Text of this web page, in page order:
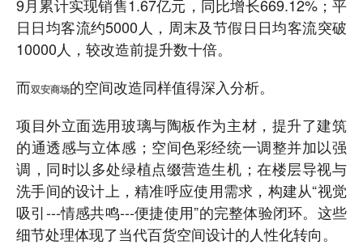
9月累计实现销售1.67亿元，同比增长669.12%；平
日日均客流约5000人，周末及节假日日均客流突破
10000人，较改造前提升数十倍。
而双安商场的空间改造同样值得深入分析。
项目外立面选用玻璃与陶板作为主材，提升了建筑
的通透感与立体感；空间色彩经统一调整并加以强
调，同时以多处绿植点缀营造生机；在楼层导视与
洗手间的设计上，精准呼应使用需求，构建从“视觉
吸引---情感共鸣---便捷使用”的完整体验闭环。这些
细节处理体现了当代百货空间设计的人性化转向。